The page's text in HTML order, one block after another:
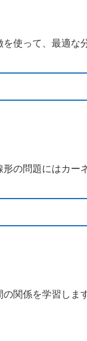
使って、最適な
の問題にはカー
関係を学習しま